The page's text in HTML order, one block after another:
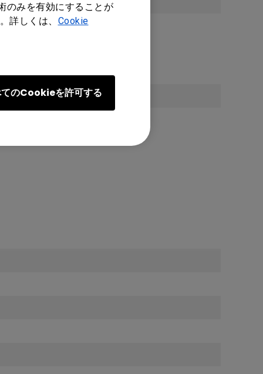
のみを有効にすることが
詳しくは、 Cookie
のCookieを許可する